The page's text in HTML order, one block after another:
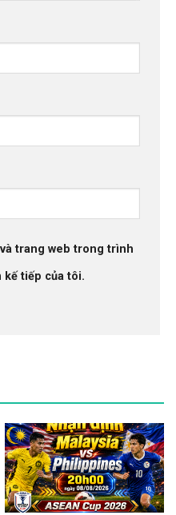
trang web trong trình
kế tiếp của tôi.